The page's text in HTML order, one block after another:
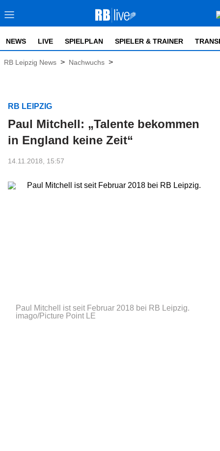
NEWS LIVE SPIELPLAN SPIELER & TRAINER
RB Leipzig News > Nachwuchs >
RB LEIPZIG
Paul Mitchell: „Talente bekommen
in England keine Zeit“
14.11.2018, 15:57
Paul Mitchell ist seit Februar 2018 bei RB Leipzig.
imago/Picture Point LE